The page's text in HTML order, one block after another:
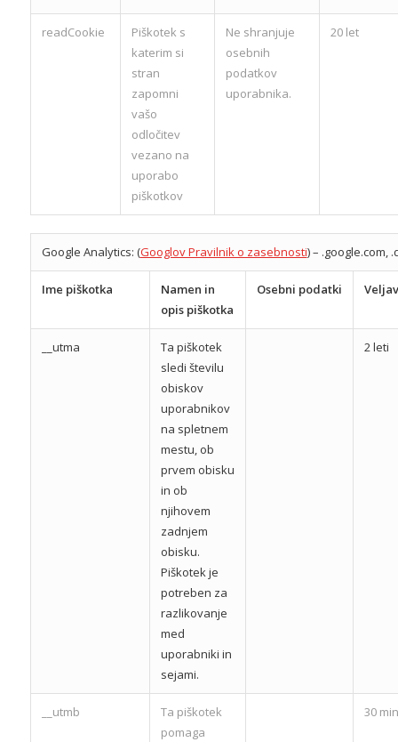
readCookie
Piškotek s
katerim si
stran
zapomni
vašo
odločitev
vezano na
uporabo
piškotkov
Ne shranjuje
osebnih
podatkov
uporabnika.
20 let
Google Analytics: (Googlov Pravilnik o zasebnosti) – .google.com,
Ime piškotka
Namen in
opis piškotka
Osebni podatki
__utma
Ta piškotek
sledi številu
obiskov
uporabnikov
na spletnem
mestu, ob
prvem obisku
in ob
njihovem
zadnjem
obisku.
Piškotek je
potreben za
razlikovanje
med
uporabniki in
sejami.
2 leti
__utmb
Ta piškotek
pomaga
30